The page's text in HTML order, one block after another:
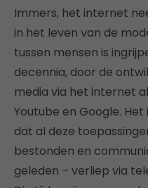
Immers, het internet
in het leven van de
tussen mensen is
decennia, door de
media via het internet
Youtube en Google.
dat al deze
bestonden en
geleden – verliep via